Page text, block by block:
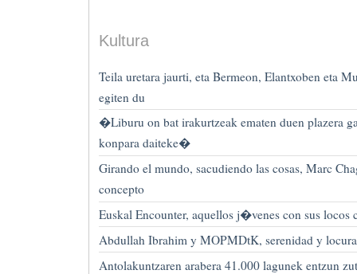
Kultura
Teila uretara jaurti, eta Bermeon, Elantxoben eta
egiten du
�Liburu on bat irakurtzeak ematen duen plazera
konpara daiteke�
Girando el mundo, sacudiendo las cosas, Marc
concepto
Euskal Encounter, aquellos j�venes con sus locos
Abdullah Ibrahim y MOPMDtK, serenidad y
Antolakuntzaren arabera 41.000 lagunek entzun